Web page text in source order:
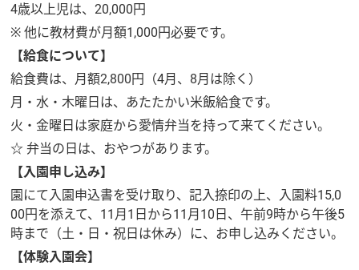
4歳以上児は、20,000円
※ 他に教材費が月額1,000円必要です。
【給食について】
給食費は、月額2,800円（4月、8月は除く）
月・水・木曜日は、あたたかい米飯給食です。
火・金曜日は家庭から愛情弁当を持って来てください。
☆ 弁当の日は、おやつがあります。
【入園申し込み】
園にて入園申込書を受け取り、記入捺印の上、入園料15,0
00円を添えて、11月1日から11月10日、午前9時から午後5
時まで（土・日・祝日は休み）に、お申し込みください。
【体験入園会】